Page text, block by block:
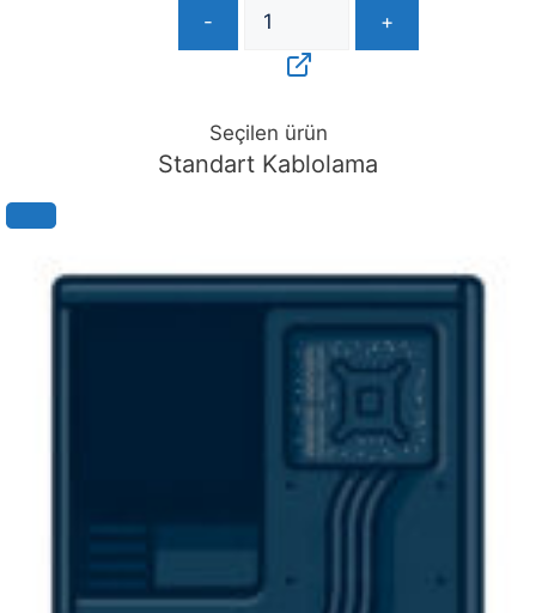
-
+
Seçilen ürün
Standart Kablolama